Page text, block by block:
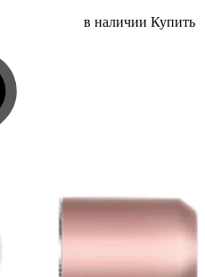
в наличии Купить